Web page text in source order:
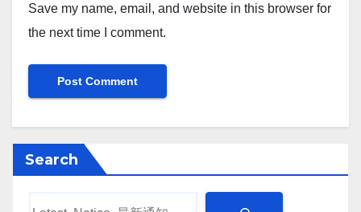
Save my name, email, and website in this browser for
the next time I comment.
Search